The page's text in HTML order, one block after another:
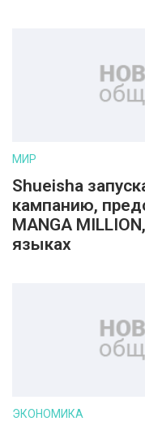
МИР
Shueisha
кампанию,
MANGA
языках
ЭКОНОМИКА